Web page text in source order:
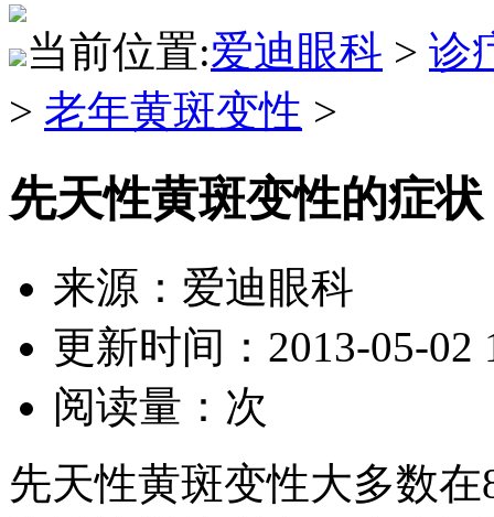
当前位置:爱迪眼科 > 诊
> 老年黄斑变性 >
先天性黄斑变性的症状
来源：爱迪眼科
更新时间：2013-05-02
阅读量： 次
先天性黄斑变性大多数